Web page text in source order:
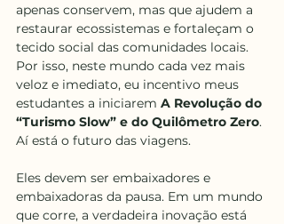
apenas conservem, mas que ajudem a
restaurar ecossistemas e fortaleçam o
tecido social das comunidades locais.
Por isso, neste mundo cada vez mais
veloz e imediato, eu incentivo meus
estudantes a iniciarem A Revolução do
“Turismo Slow” e do Quilômetro Zero.
Aí está o futuro das viagens.
Eles devem ser embaixadores e
embaixadoras da pausa. Em um mundo
que corre, a verdadeira inovação está